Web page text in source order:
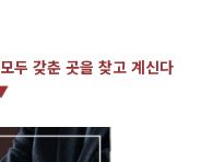
두 갖춘 곳을 찾고 계신다